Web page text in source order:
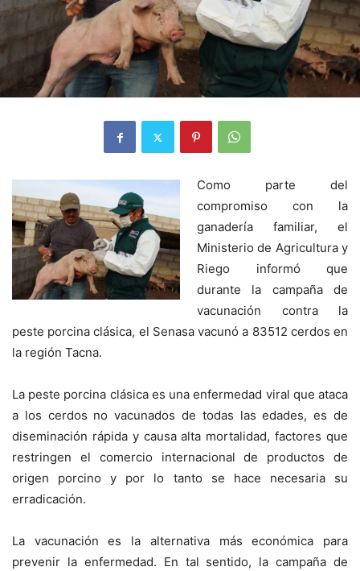
Como parte del
compromiso con la
ganadería familiar, el
Ministerio de Agricultura y
Riego informó que
durante la campaña de
vacunación contra la
peste porcina clásica, el Senasa vacunó a 83512 cerdos en
la región Tacna.
La peste porcina clásica es una enfermedad viral que ataca
a los cerdos no vacunados de todas las edades, es de
diseminación rápida y causa alta mortalidad, factores que
restringen el comercio internacional de productos de
origen porcino y por lo tanto se hace necesaria su
erradicación.
La vacunación es la alternativa más económica para
prevenir la enfermedad. En tal sentido, la campaña de